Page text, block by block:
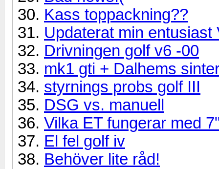
Kass toppackning??
Updaterat min entusiast
Drivningen golf v6 -00
mk1 gti + Dalhems
styrnings probs golf III
DSG vs. manuell
Vilka ET fungerar med
El fel golf iv
Behöver lite råd!